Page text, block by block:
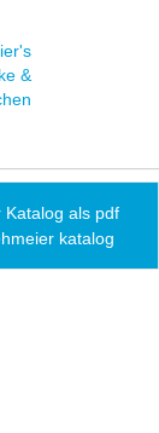
Katalog als pdf